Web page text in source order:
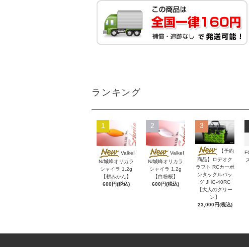
ランキング
1
ValkeI
N/城峰オリカラ
シャイラ 1.2g
【耕みかん】
600円(税込)
2
ValkeI
N/城峰オリカラ
シャイラ 1.2g
【白粉桜】
600円(税込)
3
【予約
商品】ロデオク
ラフト RCカーボ
ンタックルバッ
グ JHG-40RC
【大人のグリー
ン】
23,000円(税込)